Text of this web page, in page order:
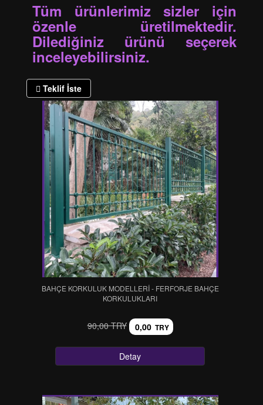
Tüm ürünlerimiz sizler için
özenle üretilmektedir.
Dilediğiniz ürünü seçerek
inceleyebilirsiniz.
Teklif İste
BAHÇE KORKULUK MODELLERİ - FERFORJE BAHÇE
KORKULUKLARI
90,00 TRY 0,00 TRY
Detay